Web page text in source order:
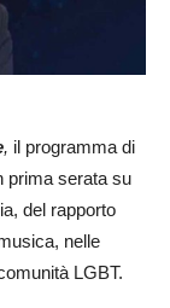
, il programma di
prima serata su
del rapporto
nelle
LGBT.